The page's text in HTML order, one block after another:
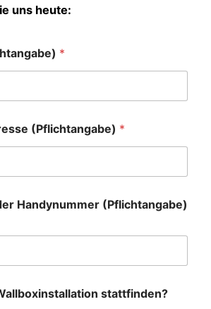
uns heute:
*
(Pflichtangabe) *
Handynummer (Pflichtangabe)
stattfinden?